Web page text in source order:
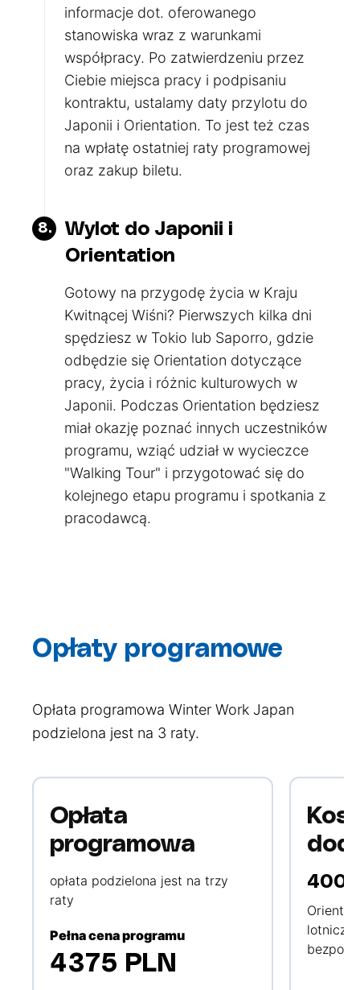
informacje dot. oferowanego
stanowiska wraz z warunkami
współpracy. Po zatwierdzeniu przez
Ciebie miejsca pracy i podpisaniu
kontraktu, ustalamy daty przylotu do
Japonii i Orientation. To jest też czas
na wpłatę ostatniej raty programowej
oraz zakup biletu.
8.
Wylot do Japonii i
Orientation
Gotowy na przygodę życia w Kraju
Kwitnącej Wiśni? Pierwszych kilka dni
spędziesz w Tokio lub Saporro, gdzie
odbędzie się Orientation dotyczące
pracy, życia i różnic kulturowych w
Japonii. Podczas Orientation będziesz
miał okazję poznać innych uczestników
programu, wziąć udział w wycieczce
"Walking Tour" i przygotować się do
kolejnego etapu programu i spotkania z
pracodawcą.
Opłaty programowe
Opłata programowa Winter Work Japan
podzielona jest na 3 raty.
Opłata
programowa
opłata podzielona jest na trzy
raty
Pełna cena programu
4375 PLN